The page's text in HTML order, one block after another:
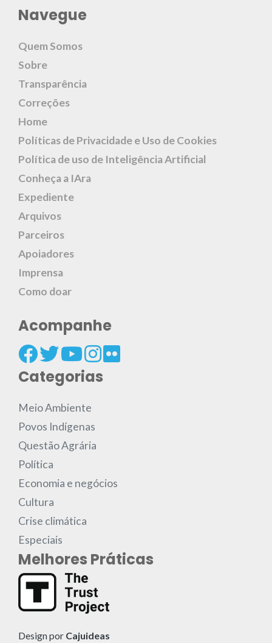
Navegue
Quem Somos
Sobre
Transparência
Correções
Home
Políticas de Privacidade e Uso de Cookies
Política de uso de Inteligência Artificial
Conheça a IAra
Expediente
Arquivos
Parceiros
Apoiadores
Imprensa
Como doar
Acompanhe
Categorias
Meio Ambiente
Povos Indígenas
Questão Agrária
Política
Economia e negócios
Cultura
Crise climática
Especiais
Melhores Práticas
Design por Cajuideas